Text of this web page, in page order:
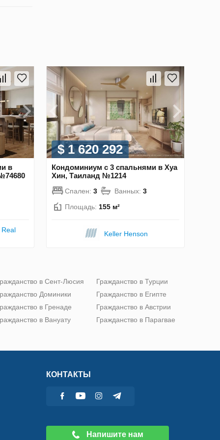
в
$ 1 620 292
Кондоминиум с 3 спальнями в Хуа
Хин, Таиланд №1214
Спален: 3 Ванных: 3
Площадь: 155 м²
Keller Henson
в Сент-Люсия
Доминики
в Гренаде
в Вануату
Гражданство в Турции
Гражданство в Египте
Гражданство в Австрии
Гражданство в Парагвае
КОНТАКТЫ
Напишите нам